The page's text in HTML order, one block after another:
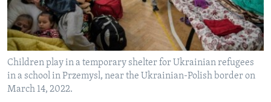
Idi
na
pretragu
SJEDINJENE AMERIČKE DRŽAVE
BOSNA I HERCEGOVINA
SVIJET
NAUKA I TEHNOLOGIJA
SPECIJALNI PROJEKTI
KORUPCIJA
SLOBODA MEDIJA
Children play in a temporary shelter for Ukrainian refugees
in a school in Przemysl, near the Ukrainian-Polish border on
March 14, 2022.